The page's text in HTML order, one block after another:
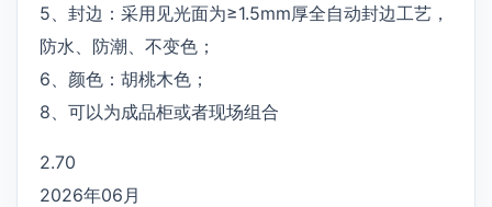
5、封边：采用见光面为≥1.5mm厚全自动封边工艺，
防水、防潮、不变色；
6、颜色：胡桃木色；
8、可以为成品柜或者现场组合
2.70
2026年06月